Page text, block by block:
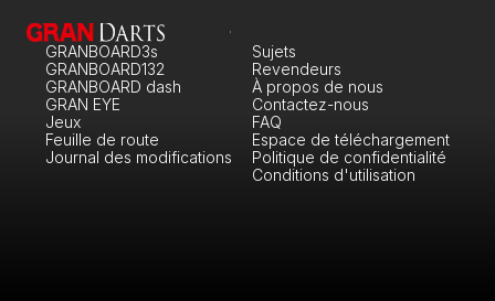
GRANBOARD3s
GRANBOARD132
GRANBOARD dash
GRAN EYE
Jeux
Feuille de route
Journal des modifications
À propos de nous
Sujets
Revendeurs
Contactez-nous
FAQ
Espace de téléchargement
Politique de confidentialité
Conditions d'utilisation